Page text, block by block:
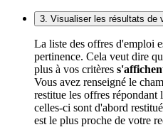
3. Visualiser les résultats de
La liste des offres d'emploi
pertinence. Cela veut dire
plus à vos critères
Vous avez renseigné le
restitue les offres répondant
celles-ci sont d'abord
est le plus proche de votre